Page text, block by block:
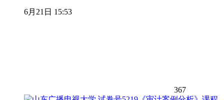
6月21日 15:53
367